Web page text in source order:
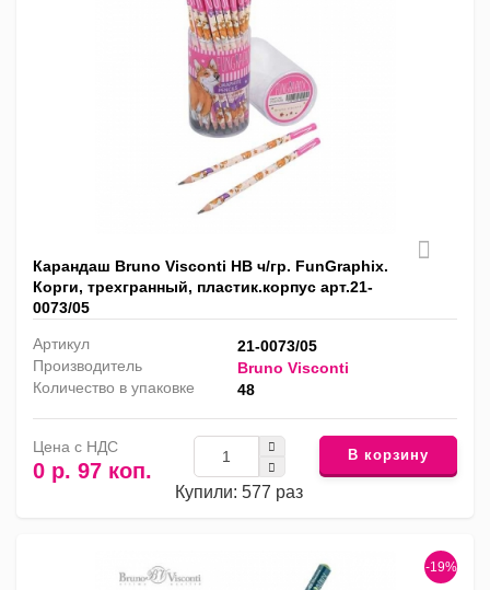
Карандаш Bruno Visconti HB ч/гр. FunGraphix.
Корги, трехгранный, пластик.корпус арт.21-
0073/05
Артикул
21-0073/05
Производитель
Bruno Visconti
Количество в упаковке
48
Цена с НДС
0 р. 97 коп.
Купили: 577 раз
В корзину
-19%